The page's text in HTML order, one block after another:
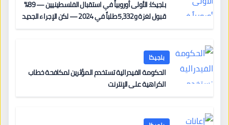
بلجيكا: الأولى أوروبياً في استقبال الفلسطينيين — 89%
قبول لغزة و5,332 طلباً في 2024 — لكن الإجراء الجديد
بلجيكا
الحكومة الفيدرالية تستخدم المؤثرين لمكافحة خطاب
الكراهية على الإنترنت